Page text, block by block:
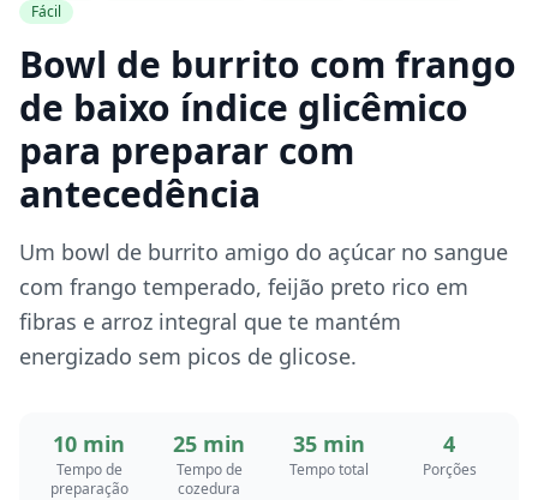
Fácil
Bowl de burrito com frango
de baixo índice glicêmico
para preparar com
antecedência
Um bowl de burrito amigo do açúcar no sangue
com frango temperado, feijão preto rico em
fibras e arroz integral que te mantém
energizado sem picos de glicose.
10 min
Tempo de
preparação
25 min
Tempo de
cozedura
35 min
Tempo total
4
Porções